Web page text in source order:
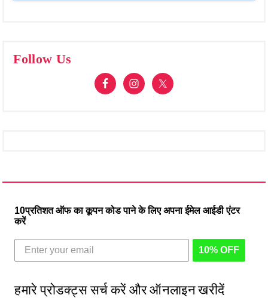
Follow Us
10प्रतिशत ऑफ का कूपन कोड पाने के लिए अपना ईमेल आईडी एंटर
करें
10% OFF
हमारे प्रोडक्ट्स सर्च करें और ऑनलाइन खरीदें